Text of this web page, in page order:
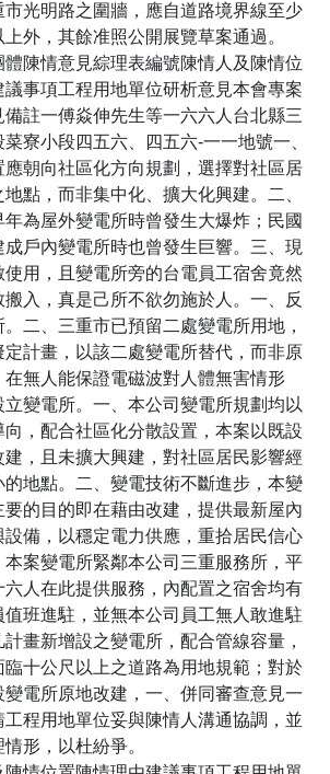
市光明路之圍牆，應自道路境界線至少
外，其餘准照公開展覽草案通過。
體陳情意見綜理表編號陳情人及陳情位
事項工程用地單位研析意見本會專案
註一傅焱伸先生等一六六人台北縣三
寮小段四五六、四五六-一一地號一、
應朝向社區化方向規劃，選擇對社區居
點，而非集中化、擴大化興建。二、
為屋外變電所時曾發生大爆炸；民國
戶內變電所時也曾發生巨響。三、現
用，且變電所旁的台電員工宿舍竟然
入，真是己所不欲勿施於人。一、反
二、三重市已預留二處變電所用地，
定計畫，以該二處變電所替代，而非原
在無人能保證電磁波對人體無害情形
變電所。一、本公司變電所規劃均以
向，配合社區化分散設置，本案以既設
，且未擴大興建，對社區居民影響經
的地點。二、變電技術不斷進步，本變
的目的即在藉由改建，提供最新屋內
設備，以穩定電力供應，重拾居民信心
本案變電所緊鄰本公司三重服務所，平
六人在此提供服務，內配置之宿舍均有
班進駐，並無本公司員工無人敢進駐
畫新增設之變電所，配合管線容量，
臨十公尺以上之道路為用地規範；對於
電所原地改建，一、併同審查意見一
程用地單位妥與陳情人溝通協調，並
形，以杜紛爭。